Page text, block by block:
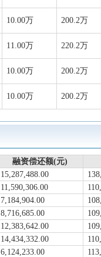
10.00万 200.2万
11.00万 220.2万
10.00万 200.2万
10.00万 200.2万
融资偿还额(元)
15,287,488.00
11,590,306.00
7,184,904.00
8,716,685.00
12,383,642.00
14,434,332.00
6,124,233.00